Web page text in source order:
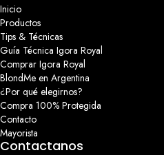
Inicio
Productos
Tips & Técnicas
Guía Técnica Igora Royal
Comprar Igora Royal
BlondMe en Argentina
¿Por qué elegirnos?
Compra 100% Protegida
Contacto
Mayorista
Contactanos